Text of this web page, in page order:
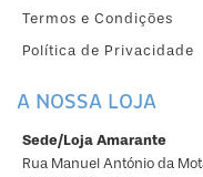
Termos e Condições
Política de Privacidade
A NOSSA LOJA
Sede/Loja Amarante
Rua Manuel António da